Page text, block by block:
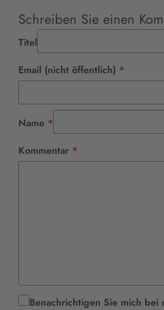
Schreiben Sie einen
Titel
Email (nicht öffentlich) *
Name *
Kommentar *
Benachrichtigen Sie mich bei